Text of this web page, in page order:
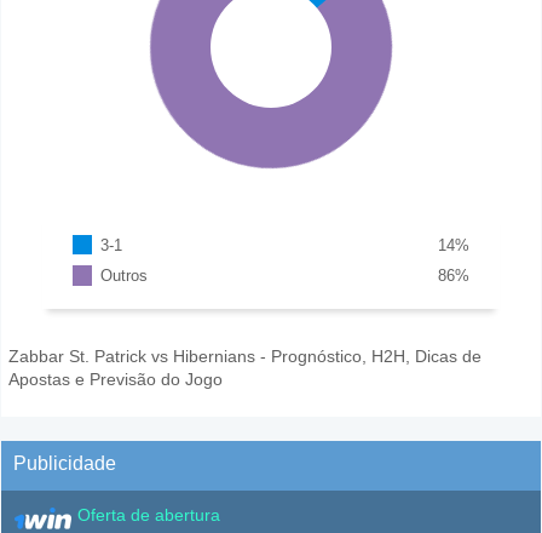
3-1 %
14
Outros
%
86
Zabbar St. Patrick vs Hibernians - Prognóstico, H2H, Dicas de
Apostas e Previsão do Jogo
Publicidade
Oferta de abertura